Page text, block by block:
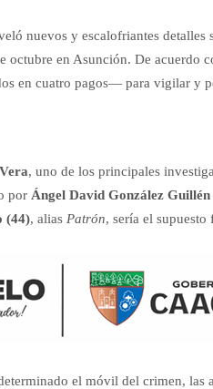
nuevos y escalofriantes
octubre en Asunción. De acuerdo
en cuatro pagos— para vigilar y
, uno de los principales
por Ángel David González Guillén
(44), alias Patrón, sería el
el móvil del crimen, las